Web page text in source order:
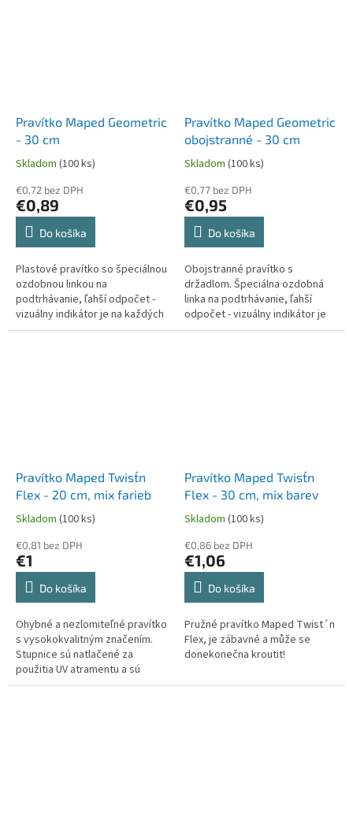
Pravítko Maped Geometric
- 30 cm
Skladom (100 ks)
€0,72 bez DPH
€0,89
Do košíka
Plastové pravítko so špeciálnou
ozdobnou linkou na
podtrhávanie, ľahší odpočet -
vizuálny indikátor je na každých
5 mm.
Pravítko Maped Geometric
obojstranné - 30 cm
Skladom (100 ks)
€0,77 bez DPH
€0,95
Do košíka
Obojstranné pravítko s
držadlom. Špeciálna ozdobná
linka na podtrhávanie, ľahší
odpočet - vizuálny indikátor je
na každých 5 mm.
Pravítko Maped Twist´n
Flex - 20 cm, mix farieb
Skladom (100 ks)
€0,81 bez DPH
€1
Do košíka
Ohybné a nezlomiteľné pravítko
s vysokokvalitným značením.
Stupnice sú natlačené za
použitia UV atramentu a sú
maximálne odolné.
Pravítko Maped Twist´n
Flex - 30 cm, mix barev
Skladom (100 ks)
€0,86 bez DPH
€1,06
Do košíka
Pružné pravítko Maped Twist´n
Flex, je zábavné a může se
donekonečna kroutit!